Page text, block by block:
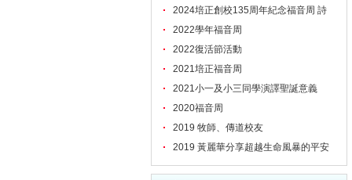
文
2024培正創校135周年紀念福音周 詩
歌
2022學年福音周
2022復活節活動
2021培正福音周
2021小一及小三同學演譯聖誕意義
2020福音周
2019 牧師、傳道校友
2019 黃麗華分享超越生命風暴的平安